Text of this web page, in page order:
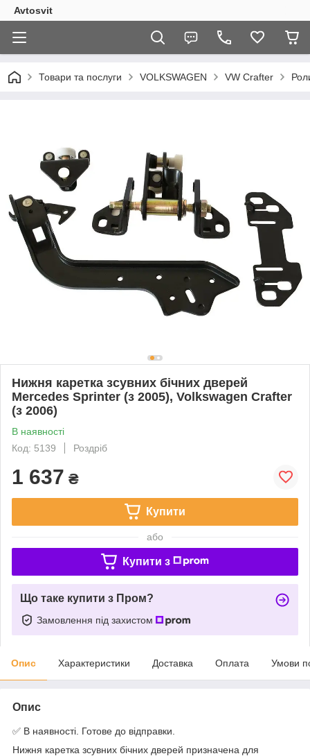
Avtosvit
Товари та послуги VOLKSWAGEN VW Crafter
Нижня каретка зсувних бічних дверей
Mercedes Sprinter (з 2005), Volkswagen Crafter
(з 2006)
В наявності
Код: 5139
Роздріб
1 637 ₴
Купити
або
Купити з
Що таке купити з Пром?
Замовлення під захистом
Опис Характеристики Доставка Оплата Умови
Опис
✅ В наявності. Готове до відправки.
Нижня каретка зсувних бічних дверей призначена для